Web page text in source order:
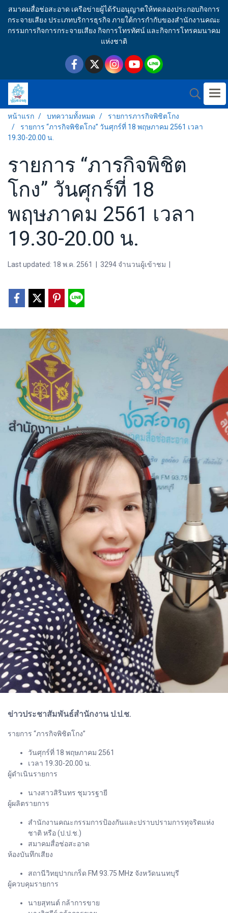
สมาคมสื่อช่อสะอาด เครือข่ายผู้ได้รับอนุญาตให้ทดลองประกอบกิจการ
กระจายเสียง ประเภทบริการธุรกิจ ภายใต้การกำกับของสำนักงานคณะ
กรรมการกิจการกระจายเสียง กิจการโทรทัศน์ และกิจการโทรคมนาคม
แห่งชาติ
หน้าแรก บทความทั้งหมด
รายการภารกิจพิชิตโกง
รายการ “ภารกิจพิชิตโกง” วันศุกร์ที่ 18 พฤษภาคม 2561 เวลา
19.30-20.00 น.
รายการ “ภารกิจพิชิต
โกง” วันศุกร์ที่ 18
พฤษภาคม 2561 เวลา
19.30-20.00 น.
Last updated: 18 พ.ค. 2561 3294 จำนวนผู้เข้าชม
ข่าวประชาสัมพันธ์สำนักงาน ป.ป.ช.
รายการ “ภารกิจพิชิตโกง”
วันศุกร์ที่ 18 พฤษภาคม 2561
เวลา 19.30-20.00 น.
ผู้ดำเนินรายการ
นางสาวสิรินทร ชุมวรฐายี
ผู้ผลิตรายการ
สำนักงานคณะกรรมการป้องกันและปราบปรามการทุจริตแห่ง
ชาติ หรือ (ป.ป.ช.)
สมาคมสื่อช่อสะอาด
ห้องบันทึกเสียง
สถานีวิทยุปากเกร็ด FM 93.75 MHz จังหวัดนนทบุรี
ผู้ควบคุมรายการ
นายสุทนต์ กล้าการขาย